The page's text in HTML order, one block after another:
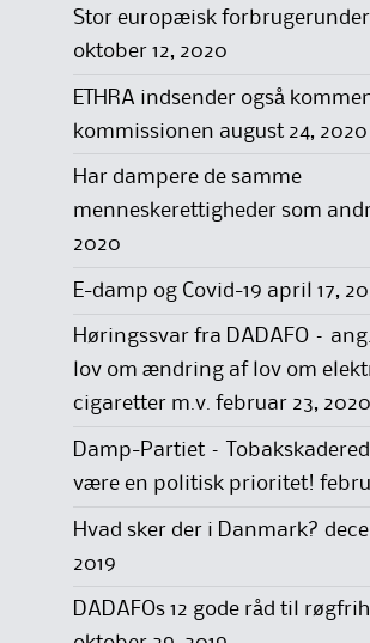
Stor europæisk
oktober 12, 2020
ETHRA indsender også
kommissionen august 24, 2020
Har dampere de samme
menneskerettigheder som
2020
E-damp og Covid-19 april 17,
Høringssvar fra DADAFO –
lov om ændring af lov om
cigaretter m.v. februar 23, 2020
Damp-Partiet –
være en politisk prioritet!
Hvad sker der i Danmark?
2019
DADAFOs 12 gode råd til